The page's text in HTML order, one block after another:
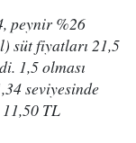
peynir %26
süt fiyatları 21,5
1,5 olması
seviyesinde
TL